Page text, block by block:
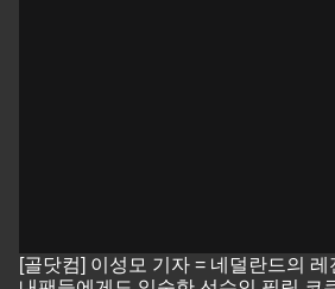
[골닷컴] 이성모 기자 = 네덜란드의